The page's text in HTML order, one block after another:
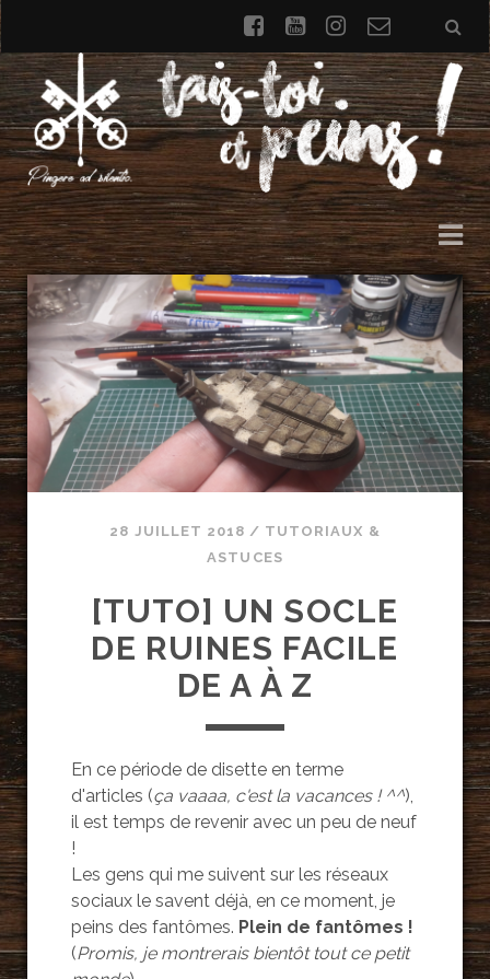
facebookyoutubeinstagram
de
contact
28 JUILLET 2018 / TUTORIAUX &
ASTUCES
[TUTO] UN SOCLE
DE RUINES FACILE
DE A À Z
En ce période de disette en terme
d'articles (ça vaaaa, c'est la vacances ! ^^),
il est temps de revenir avec un peu de neuf
!
Les gens qui me suivent sur les réseaux
sociaux le savent déjà, en ce moment, je
peins des fantômes. Plein de fantômes !
(Promis, je montrerais bientôt tout ce petit